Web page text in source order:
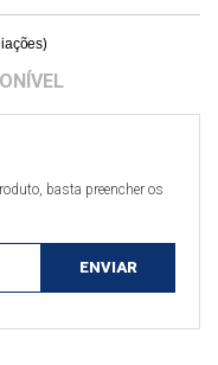
)
basta preencher os